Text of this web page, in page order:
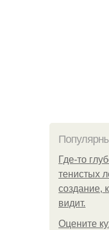
Где-то
тенистых
создание,
видит.
Оцените